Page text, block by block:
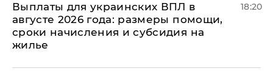
Выплаты для украинских ВПЛ в
августе 2026 года: размеры помощи,
сроки начисления и субсидия на
жилье
18:20